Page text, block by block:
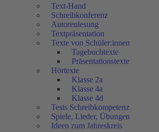
Text-Hand
Schreibkonferenz
Autorenlesung
Textpräsentation
Texte von Schüler:innen
Tagebuchtexte
Präsentationstexte
Hörtexte
Klasse 2a
Klasse 4a
Klasse 4d
Tests Schreibkompetenz
Spiele, Lieder, Übungen
Ideen zum Jahreskreis